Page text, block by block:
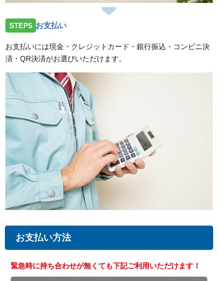
STEP5 お支払い
お支払いには現金・クレジットカード・銀行振込・コンビニ決
済・QR決済がお選びいただけます。
お支払い方法
緊急時に持ち合わせが無くても下記ご利用いただけます！